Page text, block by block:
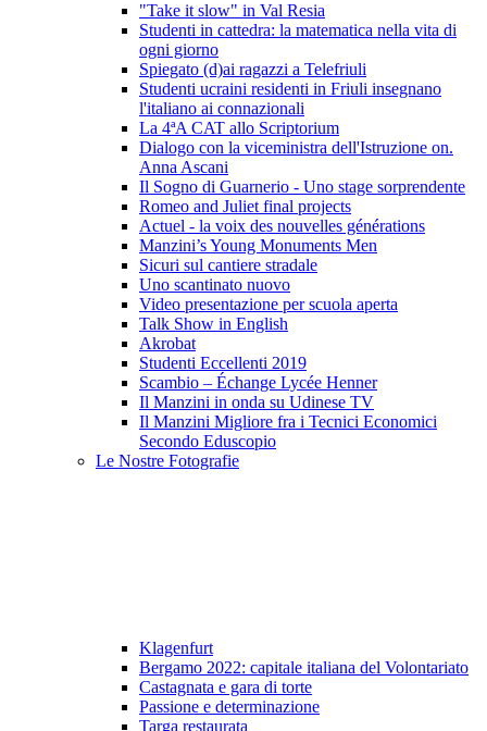
"Take it slow" in Val Resia
Studenti in cattedra: la matematica nella vita di
ogni giorno
Spiegato (d)ai ragazzi a Telefriuli
Studenti ucraini residenti in Friuli insegnano
l'italiano ai connazionali
La 4ªA CAT allo Scriptorium
Dialogo con la viceministra dell'Istruzione on.
Anna Ascani
Il Sogno di Guarnerio - Uno stage sorprendente
Romeo and Juliet final projects
Actuel - la voix des nouvelles générations
Manzini’s Young Monuments Men
Sicuri sul cantiere stradale
Uno scantinato nuovo
Video presentazione per scuola aperta
Talk Show in English
Akrobat
Studenti Eccellenti 2019
Scambio – Échange Lycée Henner
Il Manzini in onda su Udinese TV
Il Manzini Migliore fra i Tecnici Economici
Secondo Eduscopio
Le Nostre Fotografie
Klagenfurt
Bergamo 2022: capitale italiana del Volontariato
Castagnata e gara di torte
Passione e determinazione
Targa restaurata